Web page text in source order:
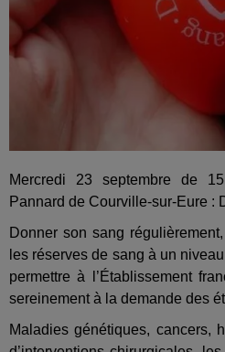
Mercredi 23 septembre de
Pannard de Courville-sur-Eure :
Donner son sang
les réserves de sang à un
permettre à l’Établissement
sereinement à la demande des
Maladies génétiques, cancers,